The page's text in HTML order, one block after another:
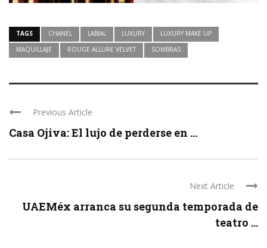
TAGS CHANEL LABIAL LUXURY
LUXURY MAKE UP
MAQUILLAJE
ROUGE ALLURE VELVET SOMBRAS
Previous Article
Casa Ojiva: El lujo de perderse en ...
Next Article
UAEMéx arranca su segunda temporada de
teatro ...